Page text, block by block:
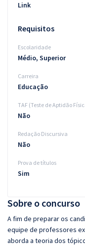
Sobre o concurso
A fim de preparar os
equipe de professores
aborda a teoria dos
Link
Requisitos
Escolaridade
Médio, Superior
Carreira
Educação
TAF (Teste de Aptidão
Não
Redação Discursiva
Não
Prova de títulos
Sim